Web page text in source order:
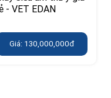
- VET EDAN
Giá: 130,000,000đ